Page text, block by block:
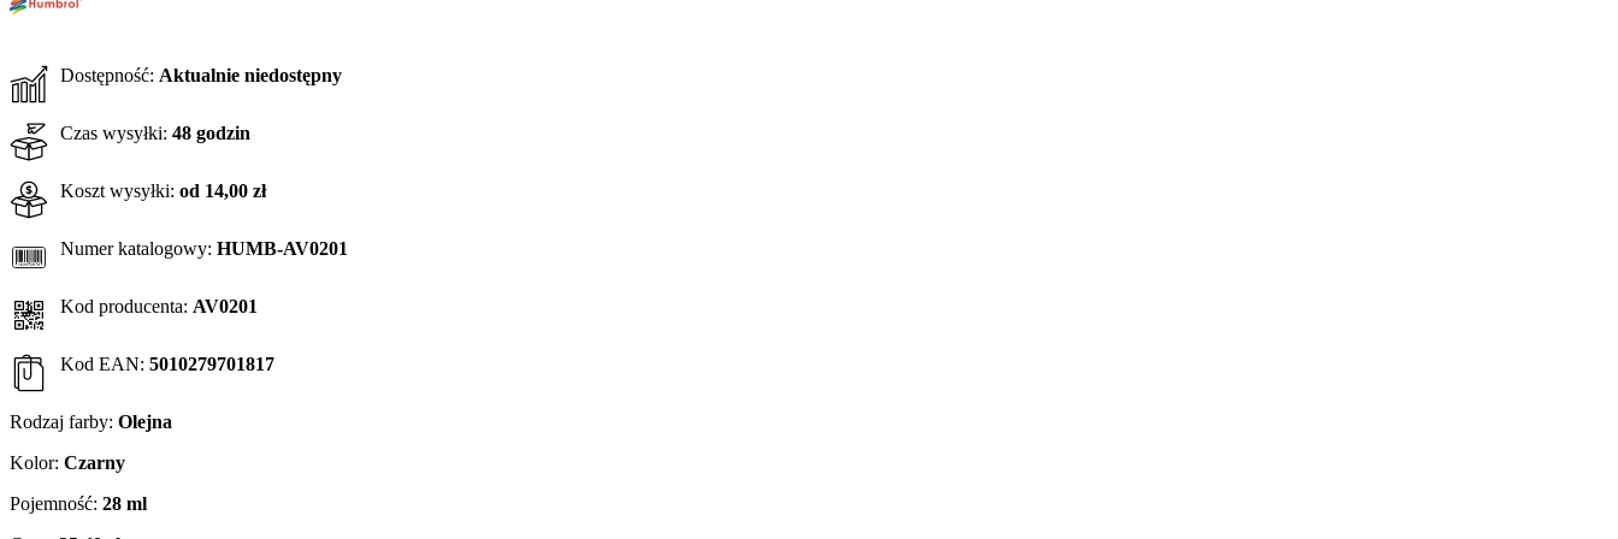
Dostępność: Aktualnie niedostępny
Czas wysyłki: 48 godzin
Koszt wysyłki: od 14,00 zł
Numer katalogowy: HUMB-AV0201
Kod producenta: AV0201
Kod EAN: 5010279701817
Rodzaj farby: Olejna
Kolor: Czarny
Pojemność: 28 ml